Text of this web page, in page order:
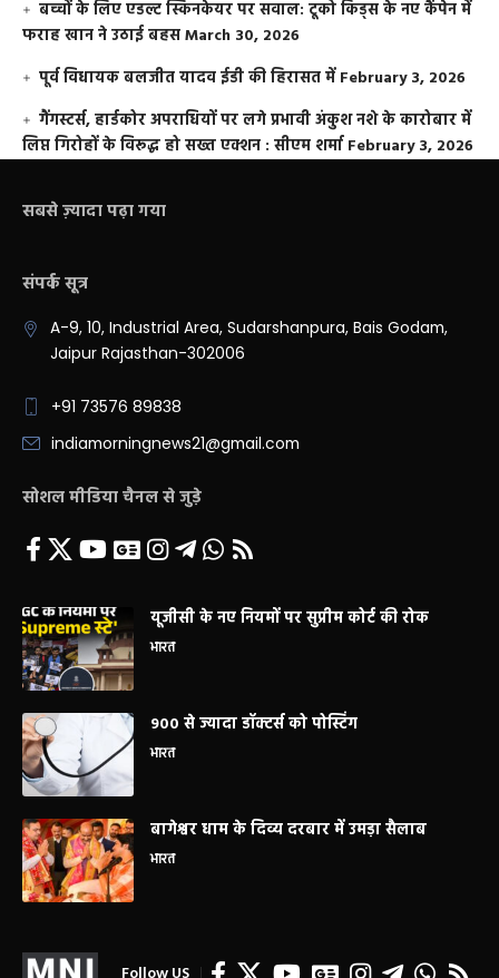
बच्चों के लिए एडल्ट स्किनकेयर पर सवाल: टूको किड्स के नए कैंपेन में
फराह खान ने उठाई बहसMarch 30, 2026
पूर्व विधायक बलजीत यादव ईडी की हिरासत में February 3, 2026
गैंगस्टर्स, हार्डकोर अपराधियों पर लगे प्रभावी अंकुश नशे के कारोबार में
लिप्त गिरोहों के विरूद्ध हो सख्त एक्शन : सीएम शर्मा February 3, 2026
सबसे ज़्यादा पढ़ा गया
संपर्क सूत्र
A-9, 10, Industrial Area, Sudarshanpura, Bais Godam,
Jaipur Rajasthan-302006
+91 73576 89838
indiamorningnews21@gmail.com
सोशल मीडिया चैनल से जुड़े
यूजीसी के नए नियमों पर सुप्रीम कोर्ट की रोक
भारत
900 से ज्यादा डॉक्टर्स को पोस्टिंग
भारत
बागेश्वर धाम के दिव्य दरबार में उमड़ा सैलाब
भारत